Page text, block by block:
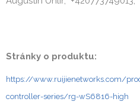
Stránky o produktu:
https://www.ruijienetworks.com/
controller-series/rg-wS6816-high